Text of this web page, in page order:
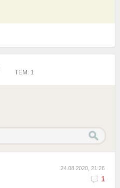
ТЕМ: 1
24.08.2020, 21:26
1